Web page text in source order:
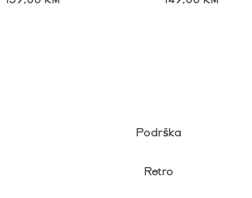
Podrška
Retro